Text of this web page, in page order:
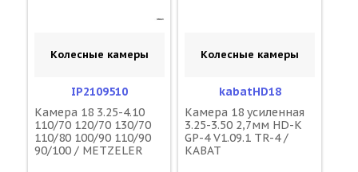
Колесные камеры
IP2109510
Камера 18 3.25-4.10
110/70 120/70 130/70
110/80 100/90 110/90
90/100 / METZELER
Колесные камеры
kabatHD18
Камера 18 усиленная
3.25-3.50 2,7мм HD-K
GP-4 V1.09.1 TR-4 /
KABAT